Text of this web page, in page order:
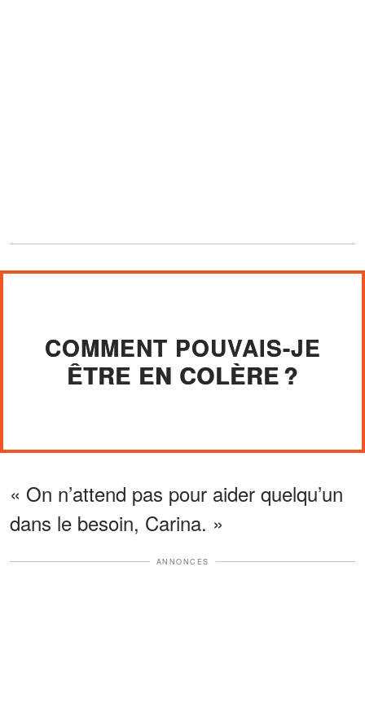
COMMENT POUVAIS-JE
ÊTRE EN COLÈRE ?
« On n’attend pas pour aider quelqu’un
dans le besoin, Carina. »
ANNONCES